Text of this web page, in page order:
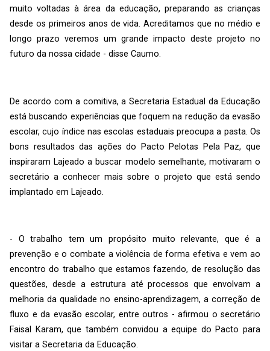
muito voltadas à área da educação, preparando as crianças
desde os primeiros anos de vida. Acreditamos que no médio e
longo prazo veremos um grande impacto deste projeto no
futuro da nossa cidade - disse Caumo.
De acordo com a comitiva, a Secretaria Estadual da Educação
está buscando experiências que foquem na redução da evasão
escolar, cujo índice nas escolas estaduais preocupa a pasta. Os
bons resultados das ações do Pacto Pelotas Pela Paz, que
inspiraram Lajeado a buscar modelo semelhante, motivaram o
secretário a conhecer mais sobre o projeto que está sendo
implantado em Lajeado.
- O trabalho tem um propósito muito relevante, que é a
prevenção e o combate a violência de forma efetiva e vem ao
encontro do trabalho que estamos fazendo, de resolução das
questões, desde a estrutura até processos que envolvam a
melhoria da qualidade no ensino-aprendizagem, a correção de
fluxo e da evasão escolar, entre outros - afirmou o secretário
Faisal Karam, que também convidou a equipe do Pacto para
visitar a Secretaria da Educação.